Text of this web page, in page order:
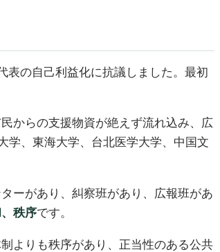
表の自己利益化に抗議しました。最初
からの支援物資が絶えず流れ込み、広
学、東海大学、台北医学大学、中国文
ーがあり、糾察班があり、広報班があ
秩序です。
よりも秩序があり、正当性のある公共